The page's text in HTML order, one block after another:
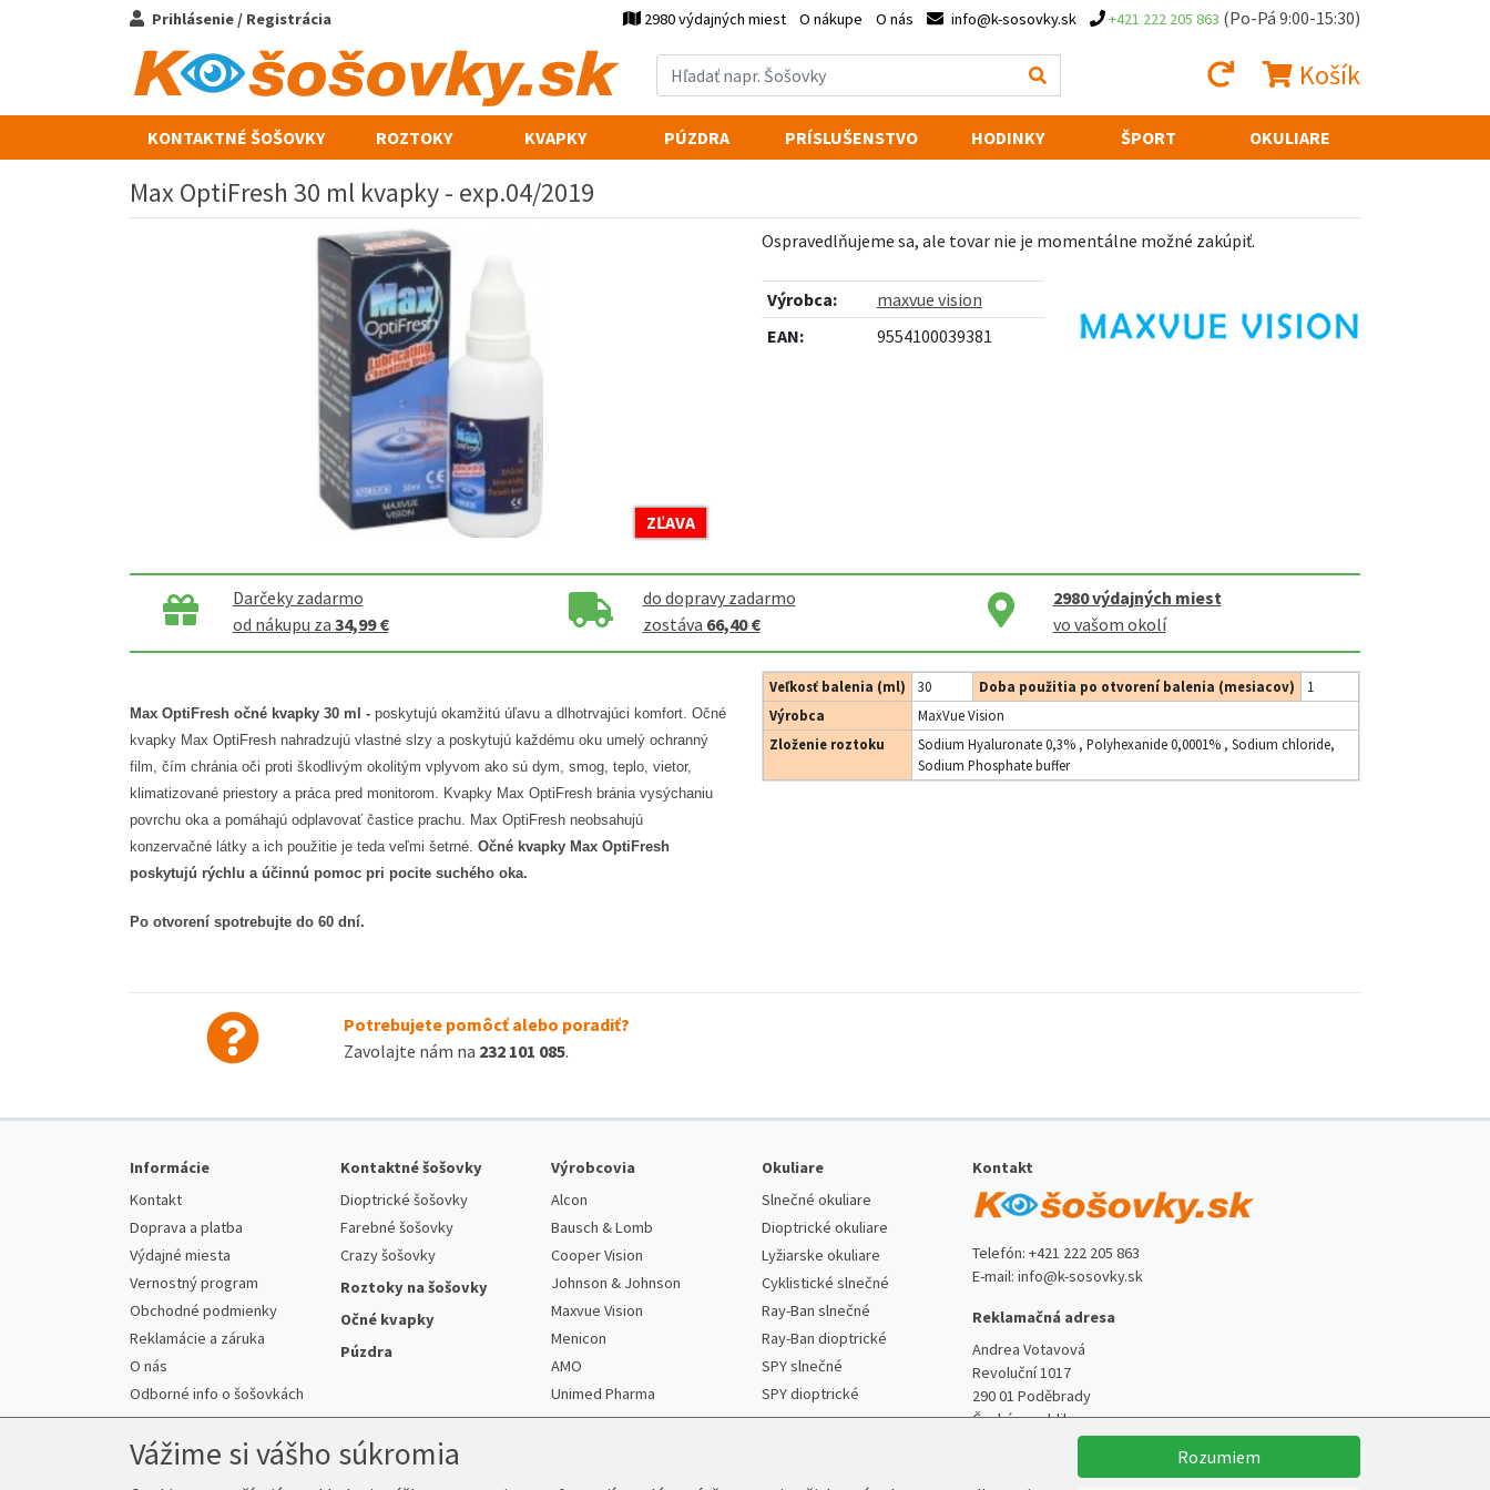
Prihlásenie / Registrácia 2980 výdajných miest O nákupe O nás info@k-sosovky.sk +421 222 205 863 (Po-Pá 9:00-15:30)
Košík
KONTAKTNÉ ŠOŠOVKY ROZTOKY KVAPKY PÚZDRA PRÍSLUŠENSTVO HODINKY ŠPORT OKULIARE
Max OptiFresh 30 ml kvapky - exp.04/2019
ZĽAVA
Ospravedlňujeme sa, ale tovar nie je momentálne možné zakúpiť.
Výrobca:
maxvue vision
EAN:
9554100039381
Darčeky zadarmo
od nákupu za 34,99 €
do dopravy zadarmo
zostáva 66,40 €
2980výdajných miest
vo vašom okolí
Max OptiFresh očné kvapky 30 ml - poskytujú okamžitú úľavu a dlhotrvajúci komfort. Očné
kvapky Max OptiFresh nahradzujú vlastné slzy a poskytujú každému oku umelý ochranný
film, čím chránia oči proti škodlivým okolitým vplyvom ako sú dym, smog, teplo, vietor,
klimatizované priestory a práca pred monitorom. Kvapky Max OptiFresh bránia vysýchaniu
povrchu oka a pomáhajú odplavovať častice prachu. Max OptiFresh neobsahujú
konzervačné látky a ich použitie je teda veľmi šetrné. Očné kvapky Max OptiFresh
poskytujú rýchlu a účinnú pomoc pri pocite suchého oka.
Po otvorení spotrebujte do 60 dní.
Veľkosť balenia (ml) 30 Doba použitia po otvorení balenia (mesiacov)
1
Výrobca
MaxVue Vision
Zloženie roztoku
Sodium Hyaluronate 0,3% , Polyhexanide 0,0001% , Sodium chloride,
Sodium Phosphate buffer
Potrebujete pomôcť alebo poradiť?
Zavolajte nám na 232 101 085.
Informácie
Kontakt
Doprava a platba
Výdajné miesta
Vernostný program
Obchodné podmienky
Reklamácie a záruka
O nás
Odborné info o šošovkách
Kontaktné šošovky
Dioptrické šošovky
Farebné šošovky
Crazy šošovky
Roztoky na šošovky
Očné kvapky
Púzdra
Výrobcovia
Alcon
Bausch & Lomb
Cooper Vision
Johnson & Johnson
Maxvue Vision
Menicon
AMO
Unimed Pharma
Okuliare
Slnečné okuliare
Dioptrické okuliare
Lyžiarske okuliare
Cyklistické slnečné
Ray-Ban slnečné
Ray-Ban dioptrické
SPY slnečné
SPY dioptrické
Kontakt
Telefón: +421 222 205 863
E-mail: info@k-sosovky.sk
Reklamačná adresa
Andrea Votavová
Revoluční 1017
290 01 Poděbrady
Česká republika
Vážime si vášho súkromia Rozumiem